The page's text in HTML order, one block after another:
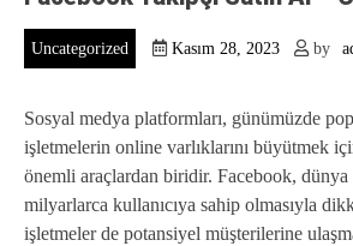
Uncategorized Kasım 28, 2023 by
Sosyal medya platformları, günümüzde
işletmelerin online varlıklarını büyütmek
önemli araçlardan biridir. Facebook, dünya
milyarlarca kullanıcıya sahip olmasıyla
işletmeler de potansiyel müşterilerine